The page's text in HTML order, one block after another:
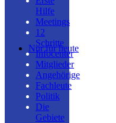
Nur für heute
Hilfe
Meetings
12
Schritte
Infocenter
Mitglieder
Angehörige
Fachleute
Politik
Die
Gebiete